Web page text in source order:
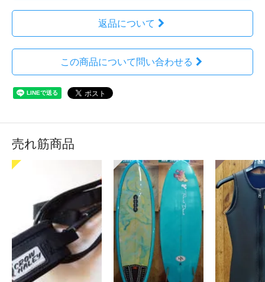
返品について
この商品について問い合わせる
売れ筋商品